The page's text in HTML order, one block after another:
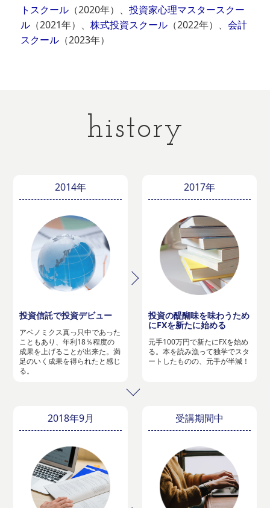
トスクール（2020年）、 投資家心理マスタースクー
ル（2021年）、 株式投資スクール（2022年）、 会計
スクール（2023年）
history
2014年
投資信託で投資デビュー
アベノミクス真っ只中であった
こともあり、年利18％程度の
成果を上げることが出来た。満
足のいく成果を得られたと感じ
る。
2017年
投資の醍醐味を味わうため
にFXを新たに始める
元手100万円で新たにFXを始め
る。本を読み漁って独学でスタ
ートしたものの、元手が半減！
2018年9月 受講期間中